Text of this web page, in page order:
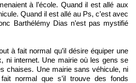
à l’école. Quand il est allé aux
Quand il est allé au Ps, c’est avec
Barthélémy Dias n’est pas mystifié
à fait normal qu’il désire équiper une
ni internet. Une mairie où les gens se
chaises. Une mairie sans véhicule, ni
normal que s’il trouve des fonds